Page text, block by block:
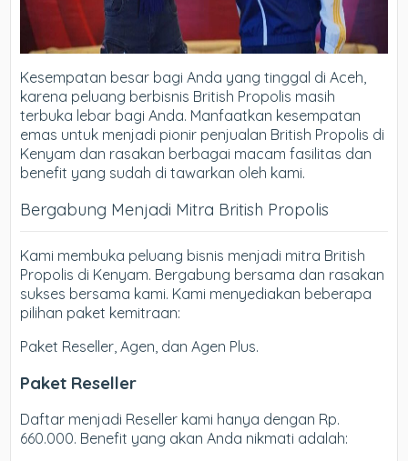
Kesempatan besar bagi Anda yang tinggal di Aceh,
karena peluang berbisnis British Propolis masih
terbuka lebar bagi Anda. Manfaatkan kesempatan
emas untuk menjadi pionir penjualan British Propolis di
Kenyam dan rasakan berbagai macam fasilitas dan
benefit yang sudah di tawarkan oleh kami.
Bergabung Menjadi Mitra British Propolis
Kami membuka peluang bisnis menjadi mitra British
Propolis di Kenyam. Bergabung bersama dan rasakan
sukses bersama kami. Kami menyediakan beberapa
pilihan paket kemitraan:
Paket Reseller, Agen, dan Agen Plus.
Paket Reseller
Daftar menjadi Reseller kami hanya dengan Rp.
660.000. Benefit yang akan Anda nikmati adalah: